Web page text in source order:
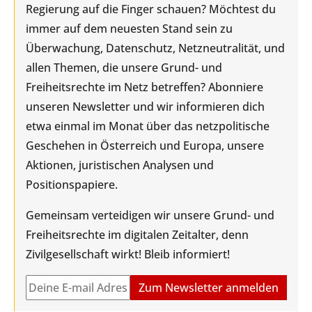
Regierung auf die Finger schauen? Möchtest du
immer auf dem neuesten Stand sein zu
Überwachung, Datenschutz, Netzneutralität, und
allen Themen, die unsere Grund- und
Freiheitsrechte im Netz betreffen? Abonniere
unseren Newsletter und wir informieren dich
etwa einmal im Monat über das netzpolitische
Geschehen in Österreich und Europa, unsere
Aktionen, juristischen Analysen und
Positionspapiere.
Gemeinsam verteidigen wir unsere Grund- und
Freiheitsrechte im digitalen Zeitalter, denn
Zivilgesellschaft wirkt! Bleib informiert!